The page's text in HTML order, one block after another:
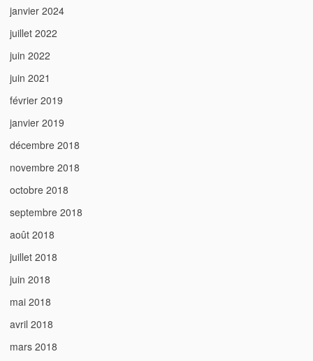
janvier 2024
juillet 2022
juin 2022
juin 2021
février 2019
janvier 2019
décembre 2018
novembre 2018
octobre 2018
septembre 2018
août 2018
juillet 2018
juin 2018
mai 2018
avril 2018
mars 2018